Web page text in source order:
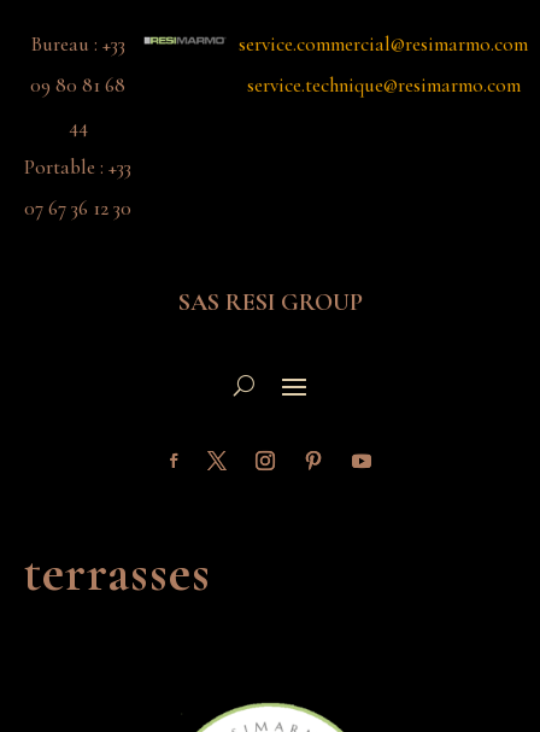
Bureau : +33
09 80 81 68
44
Portable : +33
07 67 36 12 30
service.commercial@resimarmo.com
service.technique@resimarmo.com
SAS RESI GROUP
terrasses